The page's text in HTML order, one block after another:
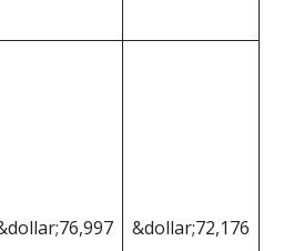
&dollar;72,176